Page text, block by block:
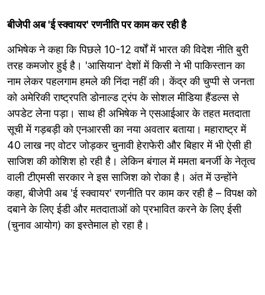
बीजेपी अब 'ई स्क्वायर' रणनीति पर काम कर रही है
अभिषेक ने कहा कि पिछले 10-12 वर्षों में भारत की विदेश नीति बुरी
तरह कमजोर हुई है। 'आसियान' देशों में किसी ने भी पाकिस्तान का
नाम लेकर पहलगाम हमले की निंदा नहीं की। केंद्र की चुप्पी से जनता
को अमेरिकी राष्ट्रपति डोनाल्ड ट्रंप के सोशल मीडिया हैंडल्स से
अपडेट लेना पड़ा। साथ ही अभिषेक ने एसआईआर के तहत मतदाता
सूची में गड़बड़ी को एनआरसी का नया अवतार बताया। महाराष्ट्र में
40 लाख नए वोटर जोड़कर चुनावी हेराफेरी और बिहार में भी ऐसी ही
साजिश की कोशिश हो रही है। लेकिन बंगाल में ममता बनर्जी के नेतृत्व
वाली टीएमसी सरकार ने इस साजिश को रोका है। अंत में उन्होंने
कहा, बीजेपी अब 'ई स्क्वायर' रणनीति पर काम कर रही है – विपक्ष को
दबाने के लिए ईडी और मतदाताओं को प्रभावित करने के लिए ईसी
(चुनाव आयोग) का इस्तेमाल हो रहा है।